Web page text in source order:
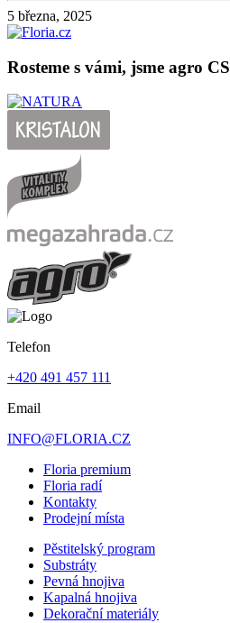
5 března, 2025
Rosteme s vámi, jsme agro CS
Telefon
+420 491 457 111
Email
INFO@FLORIA.CZ
Floria premium
Floria radí
Kontakty
Prodejní místa
Pěstitelský program
Substráty
Pevná hnojiva
Kapalná hnojiva
Dekorační materiály